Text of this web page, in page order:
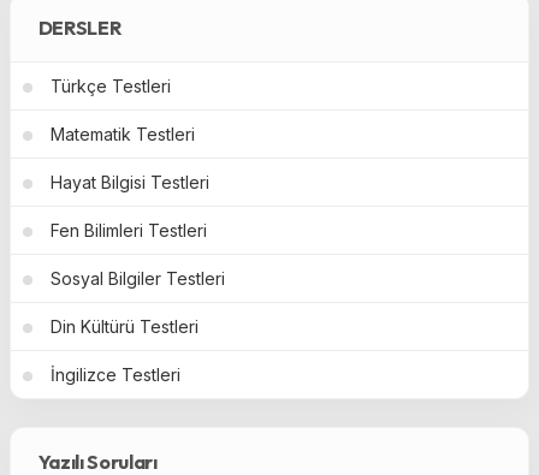
DERSLER
Türkçe Testleri
Matematik Testleri
Hayat Bilgisi Testleri
Fen Bilimleri Testleri
Sosyal Bilgiler Testleri
Din Kültürü Testleri
İngilizce Testleri
Yazılı Soruları